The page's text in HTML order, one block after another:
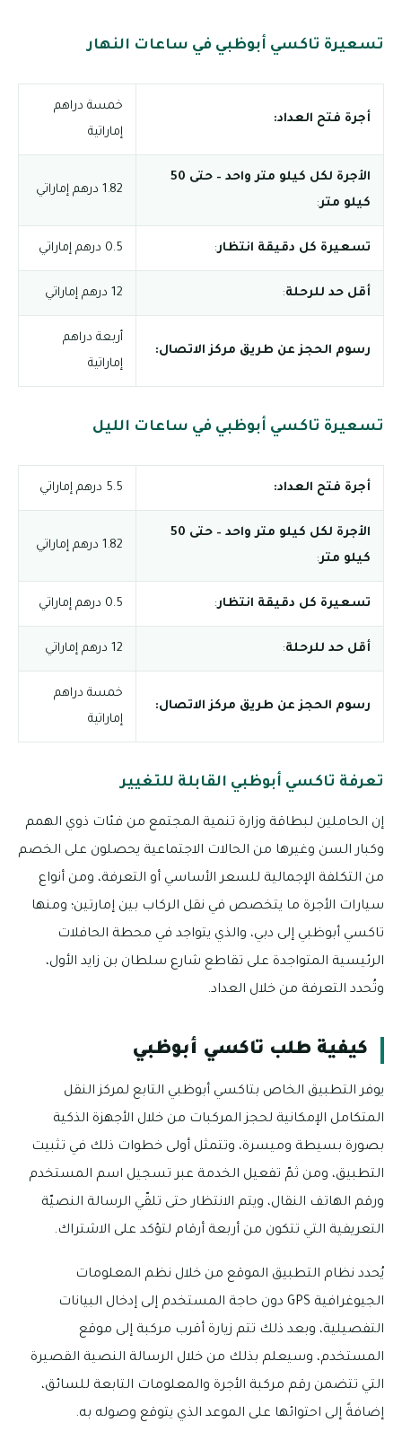
تسعيرة تاكسي أبوظبي في ساعات النهار
أجرة فتح العداد:
خمسة دراهم
إماراتية
الأجرة لكل كيلو متر واحد – حتى 50
كيلو متر :
1.82 درهم إماراتي
تسعيرة كل دقيقة انتظار : 0.5 درهم إماراتي
أقل حد للرحلة: 12 درهم إماراتي
رسوم الحجز عن طريق مركز الاتصال:
أربعة دراهم
إماراتية
تسعيرة تاكسي أبوظبي في ساعات الليل
أجرة فتح العداد: 5.5 درهم إماراتي
الأجرة لكل كيلو متر واحد – حتى 50
كيلو متر :
1.82 درهم إماراتي
تسعيرة كل دقيقة انتظار : 0.5 درهم إماراتي
أقل حد للرحلة: 12 درهم إماراتي
رسوم الحجز عن طريق مركز الاتصال:
خمسة دراهم
إماراتية
تعرفة تاكسي أبوظبي القابلة للتغيير
إن الحاملين لبطاقة وزارة تنمية المجتمع من فئات ذوي الهمم
وكبار السن وغيرها من الحالات الاجتماعية يحصلون على الخصم
من التكلفة الإجمالية للسعر الأساسي أو التعرفة، ومن أنواع
سيارات الأجرة ما يتخصص في نقل الركاب بين إمارتين؛ ومنها
تاكسي أبوظبي إلى دبي، والذي يتواجد في محطة الحافلات
الرئيسية المتواجدة على تقاطع شارع سلطان بن زايد الأول،
وتُحدد التعرفة من خلال العداد.
كيفية طلب تاكسي أبوظبي
يوفر التطبيق الخاص بتاكسي أبوظبي التابع لمركز النقل
المتكامل الإمكانية لحجز المركبات من خلال الأجهزة الذكية
بصورة بسيطة وميسرة، وتتمثل أولى خطوات ذلك في تثبيت
التطبيق، ومن ثمّ تفعيل الخدمة عبر تسجيل اسم المستخدم
ورقم الهاتف النقال، ويتم الانتظار حتى تلقّي الرسالة النصيّة
التعريفية التي تتكون من أربعة أرقام لتؤكد على الاشتراك.
يُحدد نظام التطبيق الموقع من خلال نظم المعلومات
الجيوغرافية GPS دون حاجة المستخدم إلى إدخال البيانات
التفصيلية، وبعد ذلك تتم زيارة أقرب مركبة إلى موقع
المستخدم، وسيعلم بذلك من خلال الرسالة النصية القصيرة
التي تتضمن رقم مركبة الأجرة والمعلومات التابعة للسائق،
إضافةً إلى احتوائها على الموعد الذي يتوقع وصوله به.